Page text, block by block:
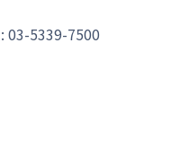
03-5339-7500